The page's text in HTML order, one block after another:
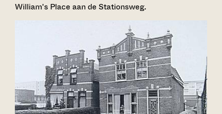
William's Place aan de Stationsweg.